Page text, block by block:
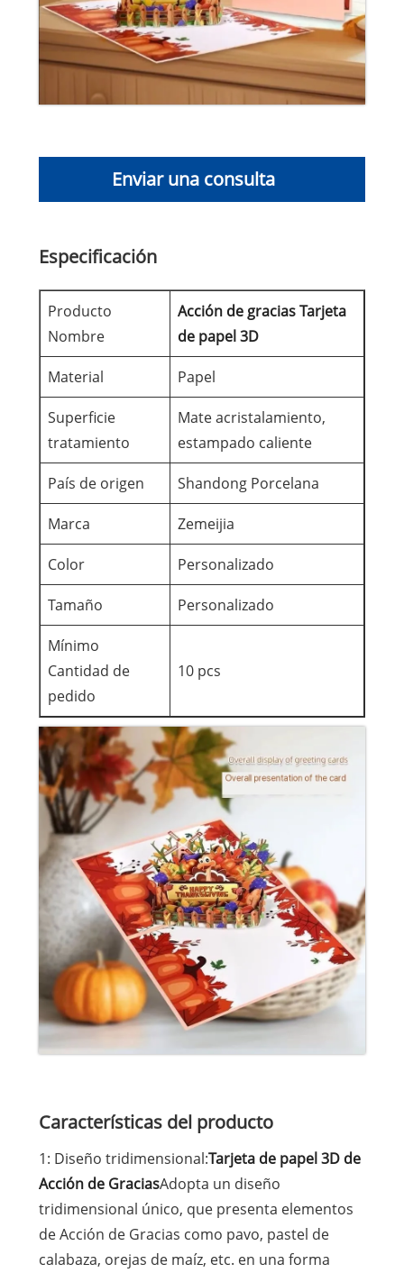
Enviar una consulta
Especificación
Producto
Nombre
Acción de gracias Tarjeta
de papel 3D
Material Papel
Superficie
tratamiento
Mate acristalamiento,
estampado caliente
País de origen Shandong Porcelana
Marca Zemeijia
Color Personalizado
Tamaño Personalizado
Mínimo
Cantidad de
pedido
10 pcs
Características del producto
1: Diseño tridimensional:Tarjeta de papel 3D de
Acción de GraciasAdopta un diseño
tridimensional único, que presenta elementos
de Acción de Gracias como pavo, pastel de
calabaza, orejas de maíz, etc. en una forma